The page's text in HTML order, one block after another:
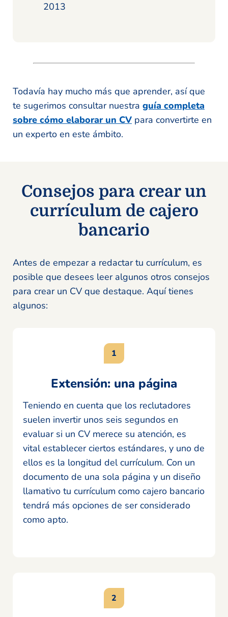
2013
Todavía hay mucho más que aprender, así que
te sugerimos consultar nuestra guía completa
sobre cómo elaborar un CV para convertirte en
un experto en este ámbito.
Consejos para crear un
currículum de cajero
bancario
Antes de empezar a redactar tu currículum, es
posible que desees leer algunos otros consejos
para crear un CV que destaque. Aquí tienes
algunos:
Extensión: una página
Teniendo en cuenta que los reclutadores
suelen invertir unos seis segundos en
evaluar si un CV merece su atención, es
vital establecer ciertos estándares, y uno de
ellos es la longitud del currículum. Con un
documento de una sola página y un diseño
llamativo tu currículum como cajero bancario
tendrá más opciones de ser considerado
como apto.